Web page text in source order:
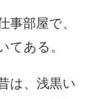
事部屋で、
てある。
は、浅黒い